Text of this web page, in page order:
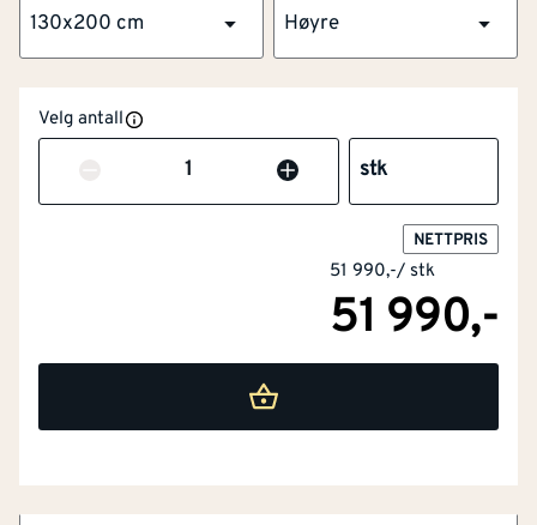
130x200 cm Høyre
Velg antall
Antall stk
NETTPRIS
51 990,-/ stk
51 990,-
NOBB 51190765
101298143
Flott overflate og kvistfri karm
Ramtre av furu og laminert finér
Forsikringsgodkjent låssystem
Lang levetid og lavt vedlikehold
Ytterdør i moderne design med glassfelt og svært god
isolasjonsevne. Døren er utviklet for nordiske forhold
gjennomtenkte detaljer er dette en dør som tåler vær